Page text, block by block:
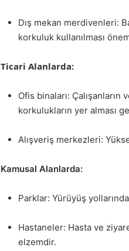
Dış mekan merdivenleri:
korkuluk kullanılması
Ticari Alanlarda:
Ofis binaları:
korkulukların yer alması
Alışveriş merkezleri:
Kamusal Alanlarda:
Parklar: Yürüyüş
Hastaneler: Hasta ve
elzemdir.